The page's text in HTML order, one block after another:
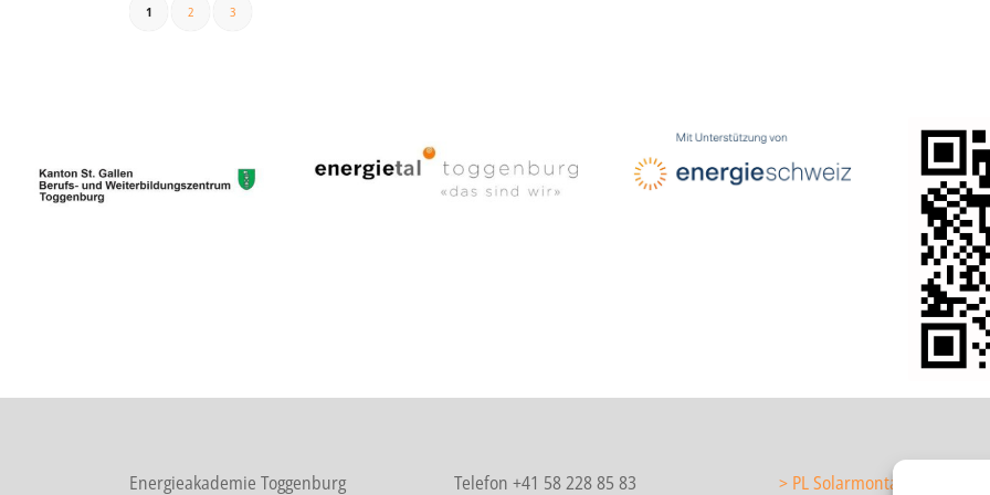
1 2 3
Energieakademie Toggenburg Telefon +41 58 228 85 83 > PL Solarmontage/Solarteur